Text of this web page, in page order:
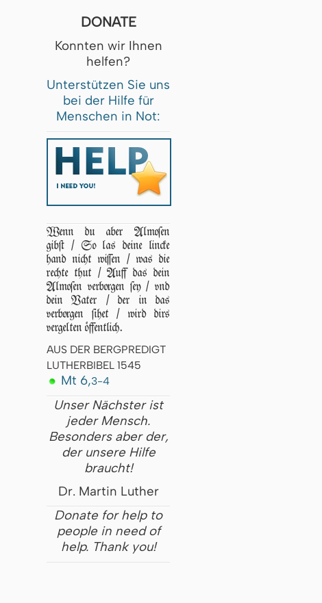
DONATE
Konnten wir Ihnen
helfen?
Unterstützen Sie uns
bei der Hilfe für
Menschen in Not:
Wenn du aber Almoſen
gibſt / So las deine lincke
hand nicht wiſſen / was die
rechte thut / Auff das dein
Almoſen verborgen ſey / vnd
dein Vater / der in das
verborgen ſihet / wird dirs
vergelten öffentlich.
AUS DER BERGPREDIGT
LUTHERBIBEL 1545
Mt 6,3-4
Unser Nächster ist
jeder Mensch.
Besonders aber der,
der unsere Hilfe
braucht!
Dr. Martin Luther
Donate for help to
people in need of
help. Thank you!